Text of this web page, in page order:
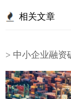
相关文章
> 中小企业融资